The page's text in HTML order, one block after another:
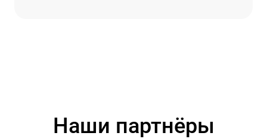
Наши партнёры